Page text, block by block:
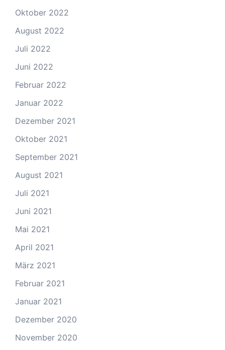
Oktober 2022
August 2022
Juli 2022
Juni 2022
Februar 2022
Januar 2022
Dezember 2021
Oktober 2021
September 2021
August 2021
Juli 2021
Juni 2021
Mai 2021
April 2021
März 2021
Februar 2021
Januar 2021
Dezember 2020
November 2020